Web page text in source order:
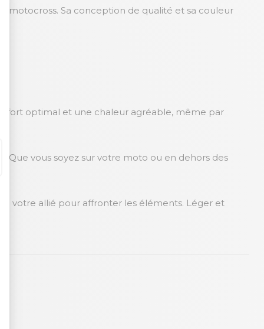
motocross. Sa conception de qualité et sa couleur
optimal et une chaleur agréable, même par
vous soyez sur votre moto ou en dehors des
votre allié pour affronter les éléments. Léger et